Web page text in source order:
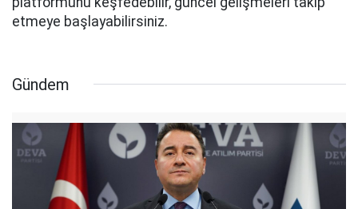
etmeye başlayabilirsiniz.
Gündem